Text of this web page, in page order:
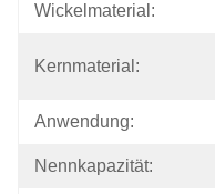
Wickelmaterial:
Kernmaterial:
Anwendung:
Nennkapazität: